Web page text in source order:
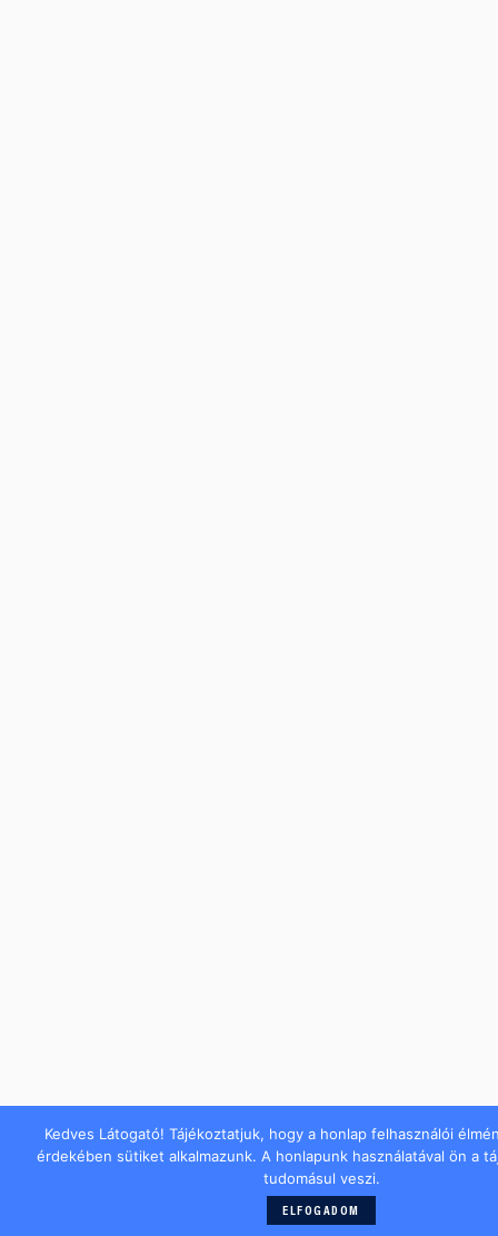
Kedves Látogató! Tájékoztatjuk, hogy a honlap felhasználói
érdekében sütiket alkalmazunk. A honlapunk használatával ön a
tudomásul veszi.
ELFOGADOM